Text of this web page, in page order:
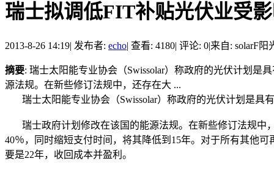
瑞士拟调低FIT补贴光伏业受
2013-8-26 14:19| 发布者: echo| 查看: 4180| 评论: 0|来自: solarF阳
摘要: 瑞士太阳能专业协会（Swissolar）称政府的光伏计划
源法规。在新些修订法规中，还存在大 ...
瑞士太阳能专业协会（Swissolar）称政府的光伏计划是具
瑞士政府计划修改在该国的能源法规。在新些修订法规中
40％，同时缩短支付时间，将其降低到15年。对于所有其他
要是22年，收回成本并盈利。